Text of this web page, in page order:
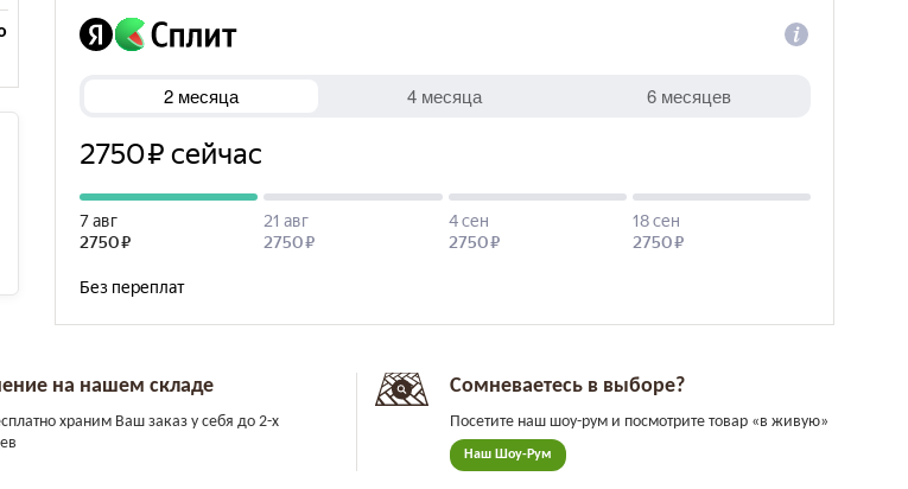
на нашем складе
храним Ваш заказ у себя до 2-х
Сомневаетесь в выборе?
Посетите наш шоу-рум и посмотрите товар «в живую»
Наш Шоу-Рум